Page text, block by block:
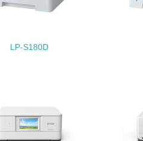
する方針、規定等を持っている
LP-S180D